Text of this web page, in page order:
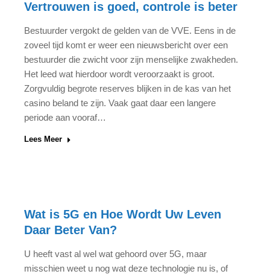
Vertrouwen is goed, controle is beter
Bestuurder vergokt de gelden van de VVE. Eens in de
zoveel tijd komt er weer een nieuwsbericht over een
bestuurder die zwicht voor zijn menselijke zwakheden.
Het leed wat hierdoor wordt veroorzaakt is groot.
Zorgvuldig begrote reserves blijken in de kas van het
casino beland te zijn. Vaak gaat daar een langere
periode aan vooraf…
Lees Meer
Wat is 5G en Hoe Wordt Uw Leven
Daar Beter Van?
U heeft vast al wel wat gehoord over 5G, maar
misschien weet u nog wat deze technologie nu is, of